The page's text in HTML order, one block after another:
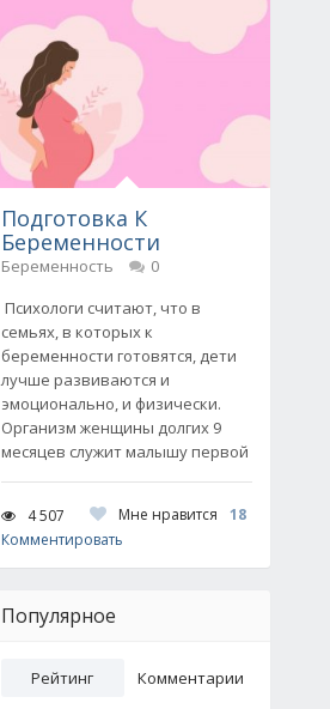
Подготовка К
Беременности
Беременность
0
Психологи считают, что в
семьях, в которых к
беременности готовятся, дети
лучше развиваются и
эмоционально, и физически.
Организм женщины долгих 9
месяцев служит малышу первой
4 507 Мне нравится
18
Комментировать
Популярное
Рейтинг Комментарии